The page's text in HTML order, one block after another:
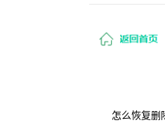
怎么恢复删除